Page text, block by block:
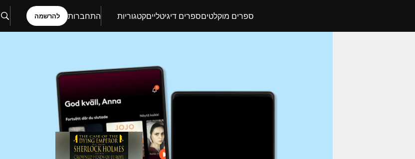
ספרים מוקלטיםספרים דיגיטלייםקטגוריות התחברות להרשמה